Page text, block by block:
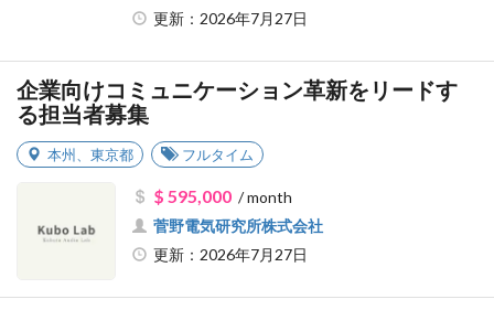
更新：2026年7月27日
企業向けコミュニケーション革新をリードす
る担当者募集
本州 東京都 フルタイム
$ 595,000/ month
菅野電気研究所株式会社
更新：2026年7月27日